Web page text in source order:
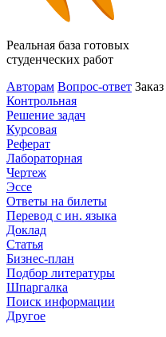
Реальная база готовых
студенческих работ
Авторам Вопрос-ответ Заказ
Контрольная
Решение задач
Курсовая
Реферат
Лабораторная
Чертеж
Эссе
Ответы на билеты
Перевод с ин. языка
Доклад
Статья
Бизнес-план
Подбор литературы
Шпаргалка
Поиск информации
Другое